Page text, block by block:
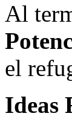
Al
el
Ideas